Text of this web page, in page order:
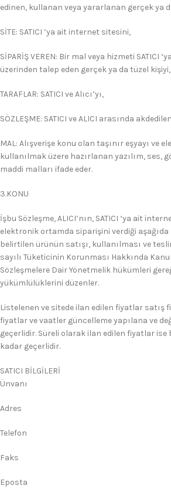
edinen, kullanan veya yararlanan gerçek ya
SİTE: SATICI ’ya ait internet sitesini,
SİPARİŞ VEREN: Bir mal veya hizmeti SATICI
üzerinden talep eden gerçek ya da tüzel kişiyi,
TARAFLAR: SATICI ve Alıcı’yı,
SÖZLEŞME: SATICI ve ALICI arasında
MAL: Alışverişe konu olan taşınır eşyayı ve
kullanılmak üzere hazırlanan yazılım, ses,
maddi malları ifade eder.
3.KONU
İşbu Sözleşme, ALICI’nın, SATICI ‘ya ait
elektronik ortamda siparişini verdiği aşağıda
belirtilen ürünün satışı, kullanılması ve
sayılı Tüketicinin Korunması Hakkında
Sözleşmelere Dair Yönetmelik hükümleri
yükümlülüklerini düzenler.
Listelenen ve sitede ilan edilen fiyatlar satış
fiyatlar ve vaatler güncelleme yapılana ve
geçerlidir. Süreli olarak ilan edilen fiyatlar
kadar geçerlidir.
SATICI BİLGİLERİ
Ünvanı
Adres
Telefon
Faks
Eposta